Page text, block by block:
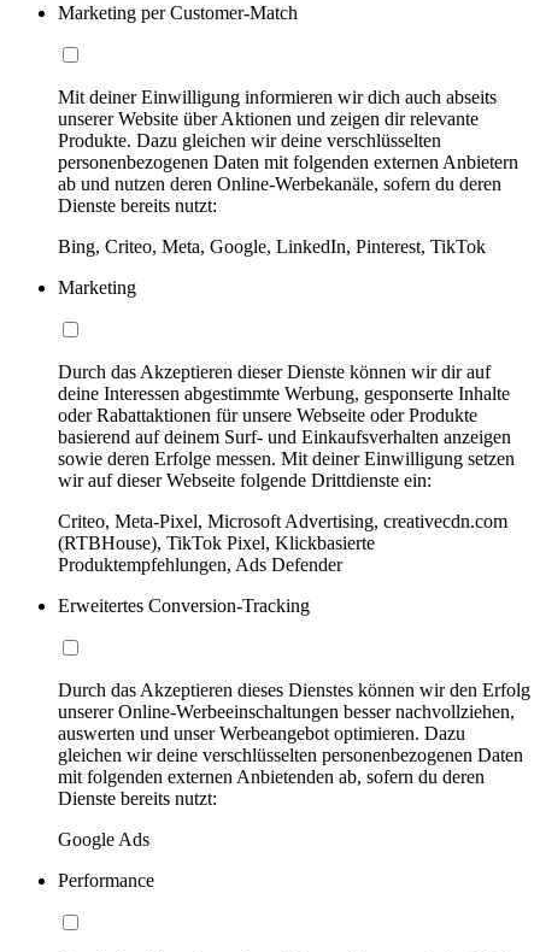
Marketing per Customer-Match
Mit deiner Einwilligung informieren wir dich auch abseits
unserer Website über Aktionen und zeigen dir relevante
Produkte. Dazu gleichen wir deine verschlüsselten
personenbezogenen Daten mit folgenden externen Anbietern
ab und nutzen deren Online-Werbekanäle, sofern du deren
Dienste bereits nutzt:
Bing, Criteo, Meta, Google, LinkedIn, Pinterest, TikTok
Marketing
Durch das Akzeptieren dieser Dienste können wir dir auf
deine Interessen abgestimmte Werbung, gesponserte Inhalte
oder Rabattaktionen für unsere Webseite oder Produkte
basierend auf deinem Surf- und Einkaufsverhalten anzeigen
sowie deren Erfolge messen. Mit deiner Einwilligung setzen
wir auf dieser Webseite folgende Drittdienste ein:
Criteo, Meta-Pixel, Microsoft Advertising, creativecdn.com
(RTBHouse), TikTok Pixel, Klickbasierte
Produktempfehlungen, Ads Defender
Erweitertes Conversion-Tracking
Durch das Akzeptieren dieses Dienstes können wir den Erfolg
unserer Online-Werbeeinschaltungen besser nachvollziehen,
auswerten und unser Werbeangebot optimieren. Dazu
gleichen wir deine verschlüsselten personenbezogenen Daten
mit folgenden externen Anbietenden ab, sofern du deren
Dienste bereits nutzt:
Google Ads
Performance